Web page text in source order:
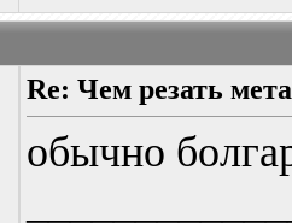
Re: Чем резать
обычно